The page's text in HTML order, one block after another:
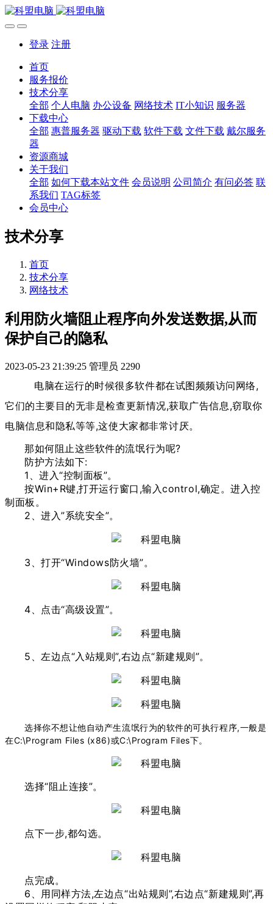
登录 注册
首页
服务报价
技术分享
全部 个人电脑 办公设备 网络技术 IT小知识 服务器
下载中心
全部 惠普服务器 驱动下载 软件下载 文件下载 戴尔服务
器
资源商城
关于我们
全部 如何下载本站文件 会员说明 公司简介 有问必答 联
系我们 TAG标签
会员中心
技术分享
首页
技术分享
网络技术
利用防火墙阻止程序向外发送数据,从而
保护自己的隐私
2023-05-23 21:39:25 管理员 2290
电脑在运行的时候很多软件都在试图频频访问网络,
它们的主要目的无非是检查更新情况,获取广告信息,窃取你
电脑信息和隐私等等,这使大家都非常讨厌。
那如何阻止这些软件的流氓行为呢?
防护方法如下:
1、进入“控制面板”。
按Win+R键,打开运行窗口,输入control,确定。进入控
制面板。
2、进入”系统安全”。
3、打开“Windows防火墙”。
4、点击“高级设置”。
5、左边点“入站规则”,右边点“新建规则”。
选择你不想让他自动产生流氓行为的软件的可执行程序,一般是
在C:\Program Files (x86)或C:\Program Files下。
选择“阻止连接”。
点下一步,都勾选。
点完成。
6、用同样方法,左边点“出站规则”,右边点“新建规则”,再